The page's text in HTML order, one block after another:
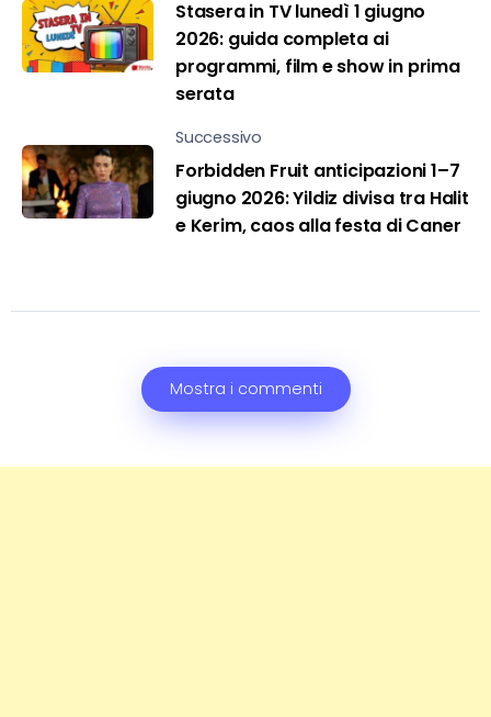
Stasera in TV lunedì 1 giugno
2026: guida completa ai
programmi, film e show in prima
serata
Successivo
Forbidden Fruit anticipazioni 1–7
giugno 2026: Yildiz divisa tra Halit
e Kerim, caos alla festa di Caner
Mostra i commenti